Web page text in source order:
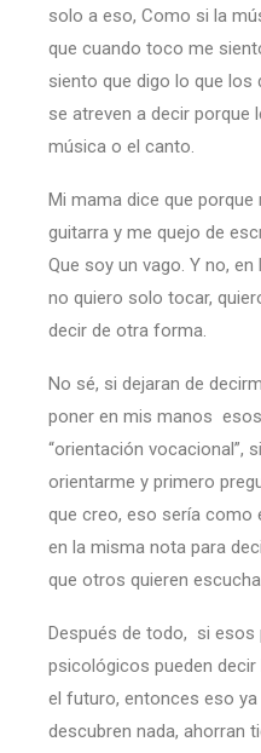
solo a eso, Como si la
que cuando toco me
siento que digo lo que los
se atreven a decir porque
música o el canto.
Mi mama dice que
guitarra y me quejo de
Que soy un vago. Y no,
no quiero solo tocar,
decir de otra forma.
No sé, si dejaran de
poner en mis manos
“orientación vocacional”,
orientarme y primero
que creo, eso sería como
en la misma nota para
que otros quieren
Después de todo, si
psicológicos pueden
el futuro, entonces eso
descubren nada, ahorran